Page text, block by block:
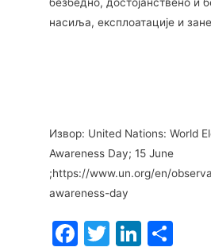
насиља, експлоатације и
Извор: United Nations: World
Awareness Day; 15 June
;https://www.un.org/en/
awareness-day
F T Li S